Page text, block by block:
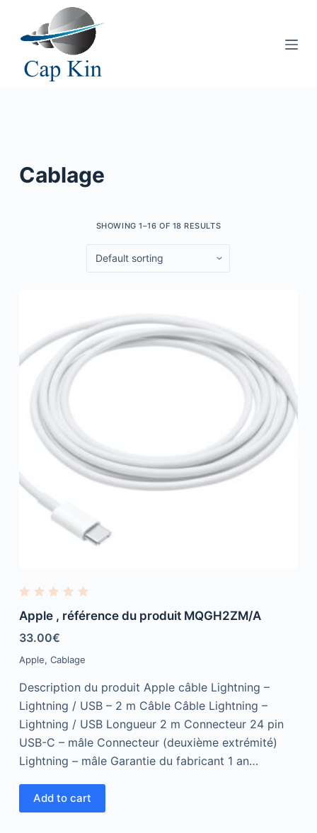
oCablage
SHOWING 1–16 OF 18 RESULTS
a
t
e
d
o
t
o
f
5
Apple , référence du produit MQGH2ZM/A
33.00€
Apple, Cablage
Description du produit Apple câble Lightning –
Lightning / USB – 2 m Câble Câble Lightning –
Lightning / USB Longueur 2 m Connecteur 24 pin
USB-C – mâle Connecteur (deuxième extrémité)
Lightning – mâle Garantie du fabricant 1 an…
Add to cart